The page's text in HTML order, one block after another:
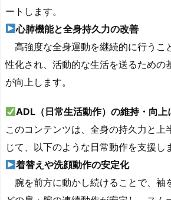
ートします。
心肺機能と全身持久力の改善
高強度な全身運動を継続的に行うこ
性化され、活動的な生活を送るための
が向上します。
ADL（日常生活動作）の維持・向上
このコンテンツは、全身の持久力と上
じて、以下のような日常動作を支援し
着替えや洗顔動作の安定化
腕を前方に動かし続けることで、袖